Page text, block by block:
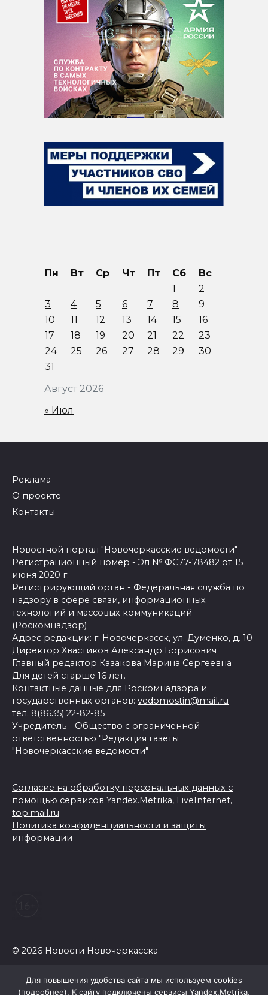
Август 2026
Пн Вт Ср Чт Пт Сб
Вс
1
2
3
4 5 6 7 8
9
10
11 12 13 14 15
16
17
18 19 20 21 22
23
24
25 26 27 28 29
30
31
« Июл
Реклама
О проекте
Контакты
Новостной портал "Новочеркасские ведомости"
Регистрационный номер - Эл № ФС77-78482 от 15
июня 2020 г.
Регистрирующий орган - Федеральная служба по
надзору в сфере связи, информационных
технологий и массовых коммуникаций
(Роскомнадзор)
Адрес редакции: г. Новочеркасск, ул. Думенко, д. 10
Директор Хвастиков Александр Борисович
Главный редактор Казакова Марина Сергеевна
Для детей старше 16 лет.
Контактные данные для Роскомнадзора и
государственных органов: vedomostin@mail.ru
тел. 8(8635) 22-82-85
Учредитель - Общество с ограниченной
ответственностью "Редакция газеты
"Новочеркасские ведомости"
Согласие на обработку персональных данных с
помощью сервисов Yandex.Metrika, LiveInternet,
top.mail.ru
Политика конфиденциальности и защиты
информации
© 2026 Новости Новочеркасска
Для повышения удобства сайта мы используем cookies
(подробнее). К сайту подключены сервисы Yandex.Metrika,